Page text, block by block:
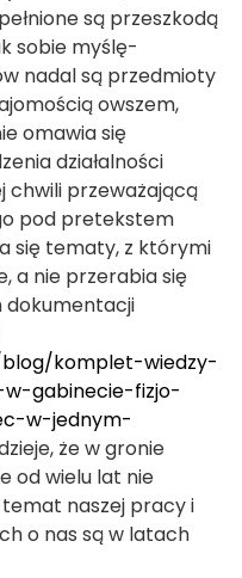
są przeszkodą
sobie myślę-
nadal są przedmioty
owszem,
omawia się
działalności
chwili przeważającą
pod pretekstem
się tematy, z którymi
a nie przerabia się
dokumentacji
komplet-wiedzy-
gabinecie-fizjo-
w-jednym-
że w gronie
od wielu lat nie
temat naszej pracy i
o nas są w latach